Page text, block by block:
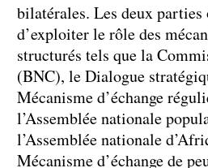
bilatérales. Les deux parties
d’exploiter le rôle des
structurés tels que la
(BNC), le Dialogue
Mécanisme d’échange
l’Assemblée nationale
l’Assemblée nationale
Mécanisme d’échange de